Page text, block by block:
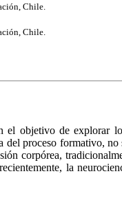
Chile.
Chile.
el objetivo de explorar
proceso formativo,
corpórea,
la